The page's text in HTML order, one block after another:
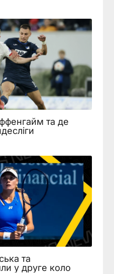
та де
та
у друге коло